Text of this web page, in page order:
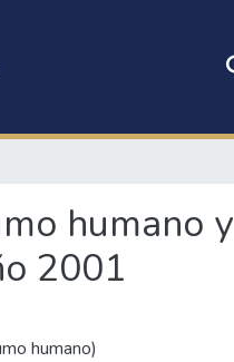
humano y
2001
humano)